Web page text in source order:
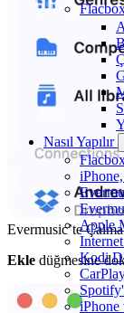
Nasıl Yapılır
Apple
Kodi
iPhone
Evermusic’te
Ekle düğmesine